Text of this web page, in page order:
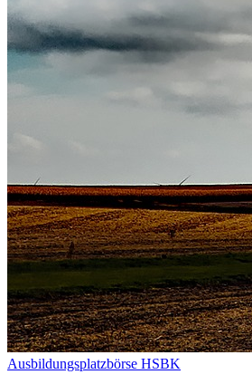
Ausbildungsplatzbörse HSBK